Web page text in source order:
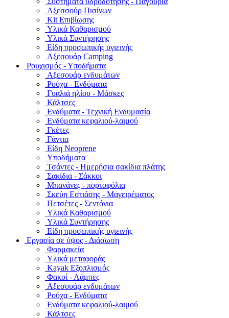
Αξεσσούρ Πισίνων
Kit Επιβίωσης
Υλικά Καθαρισμού
Υλικά Συντήρησης
Είδη προσωπικής υγιεινής
Αξεσουάρ Camping
Ρουχισμός - Υποδήματα
Αξεσουάρ ενδυμάτων
Ρούχα - Ενδύματα
Γυαλιά ηλίου - Μάσκες
Κάλτσες
Ενδύματα - Τεχνική Ενδυμασία
Ενδύματα κεφαλιού-λαιμού
Γκέτες
Γάντια
Είδη Neoprene
Υποδήματα
Τσάντες - Ημερήσια σακίδια πλάτης
Σακίδια - Σάκκοι
Μπανάνες - πορτοφόλια
Σκεύη Εστιάσης - Μαγειρέματος
Πετσέτες - Σεντόνια
Υλικά Καθαρισμού
Υλικά Συντήρησης
Είδη προσωπικής υγιεινής
Εργασία σε ύψος - Διάσωση
Φαρμακεία
Υλικά μεταφοράς
Kayak Εξοπλισμός
Φακοί - Λάμπες
Αξεσουάρ ενδυμάτων
Ρούχα - Ενδύματα
Ενδύματα κεφαλιού-λαιμού
Κάλτσες